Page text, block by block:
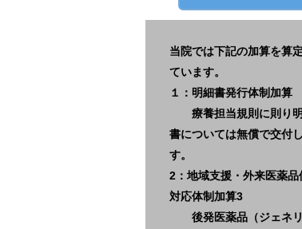
当院では下記の加算を算
ています。
１：明細書発行体制加算
療養担当規則に則り
書については無償で交付
す。
2：地域支援・外来医薬品
対応体制加算3
後発医薬品（ジェネ